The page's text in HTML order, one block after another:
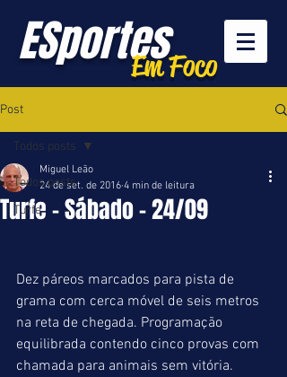
ESportesEm Foco
Post
Todos posts
Turfe
Todos posts
Turfe - Sábado - 24/09
Miguel Leão
24 de set. de 2016 4 min de leitura
Dez páreos marcados para pista de
grama com cerca móvel de seis metros
na reta de chegada. Programação
equilibrada contendo cinco provas com
chamada para animais sem vitória.